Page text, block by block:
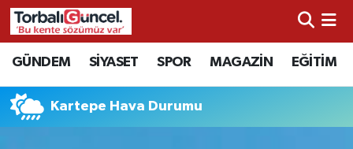
GÜNDEM SİYASET SPOR MAGAZİN EĞİTİM
Kartepe Hava Durumu
İzmir Nöbetçi Eczaneler
İzmir Hava Durumu